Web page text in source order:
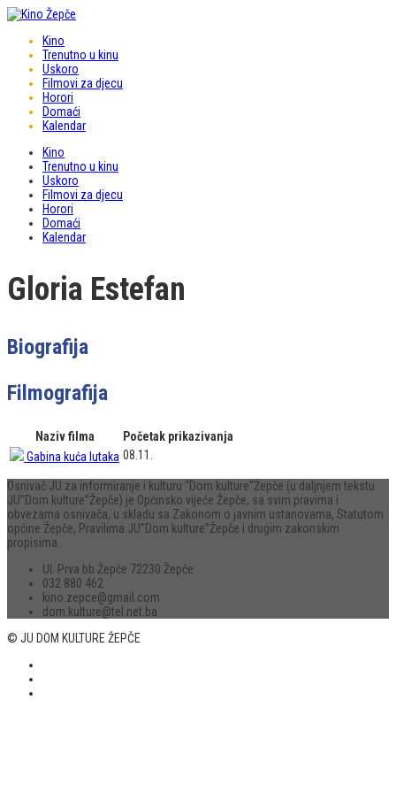
Kino
Trenutno u kinu
Uskoro
Filmovi za djecu
Horori
Domaći
Kalendar
Kino
Trenutno u kinu
Uskoro
Filmovi za djecu
Horori
Domaći
Kalendar
Gloria Estefan
Biografija
Filmografija
Naziv filma
Početak prikazivanja
Gabina kuća lutaka 08.11.
Osnivač JU za informiranje i kulturu “Dom kulture“Žepče (u daljnjem tekstu
JU”Dom kulture”Žepče) je Općinsko vijeće Žepče, sa svim pravima i
obvezama osnivača, u skladu sa Zakonom o javnim ustanovama, Statutom
općine Žepče, Pravilima JU”Dom kulture”Žepče i drugim zakonskim
propisima.
Ul. Prva bb Žepče 72230 Žepče
032 880 462
kino.zepce@gmail.com
dom.kulture@tel.net.ba
© JU DOM KULTURE ŽEPČE